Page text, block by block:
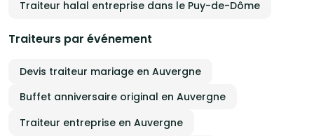
Traiteur halal entreprise dans le Puy-de-Dôme
Traiteurs par événement
Devis traiteur mariage en Auvergne
Buffet anniversaire original en Auvergne
Traiteur entreprise en Auvergne